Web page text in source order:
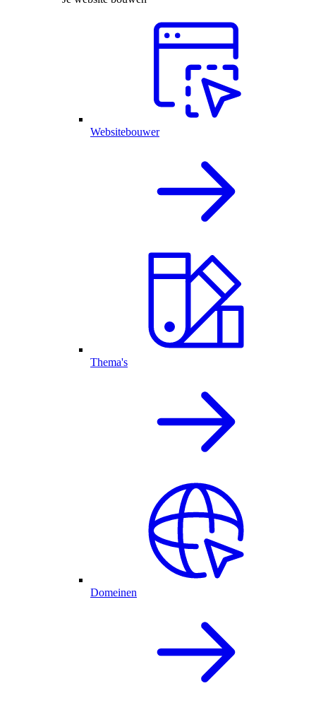
Websitebouwer
Thema's
Domeinen